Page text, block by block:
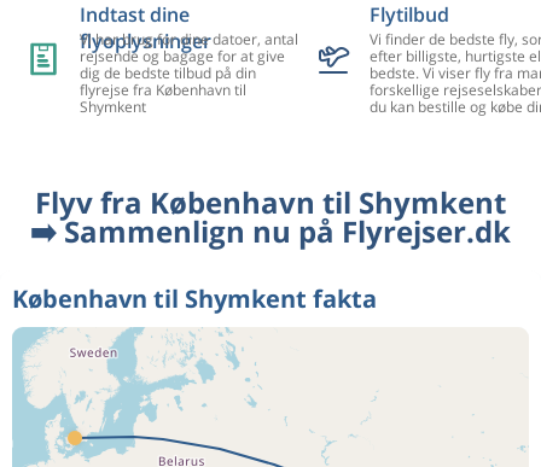
Indtast dine
flyoplysninger
Vi har brug for dine datoer, antal
rejsende og bagage for at give
dig de bedste tilbud på din
flyrejse fra København til
Shymkent
Flytilbud
Vi finder de bedste fly,
efter billigste, hurtigste
bedste. Vi viser fly fra
forskellige
du kan bestille og købe
Flyv fra København til Shymkent
➡️ Sammenlign nu på Flyrejser.dk
København til Shymkent fakta